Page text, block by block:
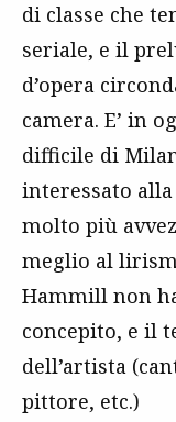
di classe che
seriale, e il
d’opera
camera. E’ in
difficile di
interessato
molto più
meglio al
Hammill non
concepito, e il
dell’artista
pittore, etc.)